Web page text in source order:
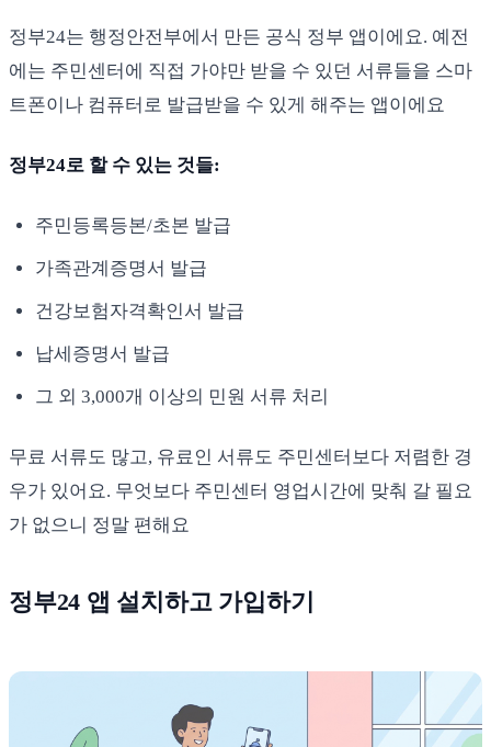
정부24는 행정안전부에서 만든 공식 정부 앱이에요. 예전
에는 주민센터에 직접 가야만 받을 수 있던 서류들을 스마
트폰이나 컴퓨터로 발급받을 수 있게 해주는 앱이에요
정부24로 할 수 있는 것들:
주민등록등본/초본 발급
가족관계증명서 발급
건강보험자격확인서 발급
납세증명서 발급
그 외 3,000개 이상의 민원 서류 처리
무료 서류도 많고, 유료인 서류도 주민센터보다 저렴한 경
우가 있어요. 무엇보다 주민센터 영업시간에 맞춰 갈 필요
가 없으니 정말 편해요
정부24 앱 설치하고 가입하기